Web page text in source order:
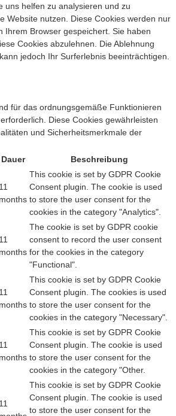
uns helfen zu analysieren und zu
Website nutzen. Diese Cookies werden nur
Ihrem Browser gespeichert. Sie haben
Cookies abzulehnen. Die Ablehnung
jedoch Ihr Surferlebnis beeinträchtigen.
für das ordnungsgemäße Funktionieren
Diese Cookies gewährleisten
und Sicherheitsmerkmale der
Dauer Beschreibung
11
months
This cookie is set by GDPR Cookie
Consent plugin. The cookie is used
to store the user consent for the
cookies in the category "Analytics".
11
months
The cookie is set by GDPR cookie
consent to record the user consent
for the cookies in the category
"Functional".
11
months
This cookie is set by GDPR Cookie
Consent plugin. The cookies is used
to store the user consent for the
cookies in the category "Necessary".
11
months
This cookie is set by GDPR Cookie
Consent plugin. The cookie is used
to store the user consent for the
cookies in the category "Other.
11
This cookie is set by GDPR Cookie
Consent plugin. The cookie is used
to store the user consent for the